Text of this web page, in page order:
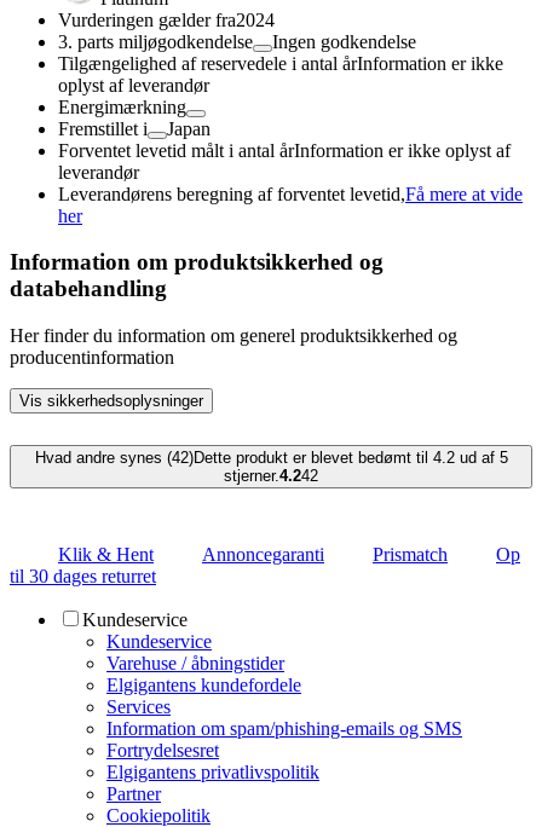
Vurderingen gælder fra2024
3. parts miljøgodkendelse
Ingen godkendelse
Tilgængelighed af reservedele i antal årInformation er ikke
oplyst af leverandør
Energimærkning
Fremstillet i
Japan
Forventet levetid målt i antal årInformation er ikke oplyst af
leverandør
Leverandørens beregning af forventet levetid,Få mere at vide
her
Information om produktsikkerhed og
databehandling
Her finder du information om generel produktsikkerhed og
producentinformation
Vis sikkerhedsoplysninger
Hvad andre synes (42)Dette produkt er blevet bedømt til 4.2 ud af 5
stjerner.4.242
Klik & Hent Annoncegaranti Prismatch
Op
til 30 dages returret
Kundeservice
Kundeservice
Varehuse / åbningstider
Elgigantens kundefordele
Services
Information om spam/phishing-emails og SMS
Fortrydelsesret
Elgigantens privatlivspolitik
Partner
Cookiepolitik